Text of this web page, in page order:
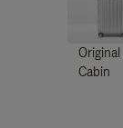
Original
Cabin